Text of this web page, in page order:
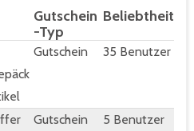
Gutschein
-Typ
Beliebtheit
Gutschein 35 Benutzer
Gutschein 5 Benutzer